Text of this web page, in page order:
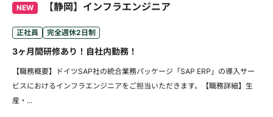
NEW 【静岡】インフラエンジニア
正社員 完全週休2日制
3ヶ月間研修あり！自社内勤務！
【職務概要】ドイツSAP社の統合業務パッケージ「SAP ERP」の導入サー
ビスにおけるインフラエンジニアをご担当いただきます。【職務詳細】生
産・...